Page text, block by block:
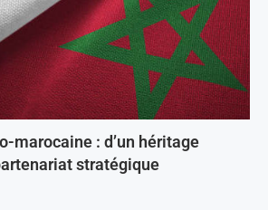
marocaine : d’un héritage
stratégique